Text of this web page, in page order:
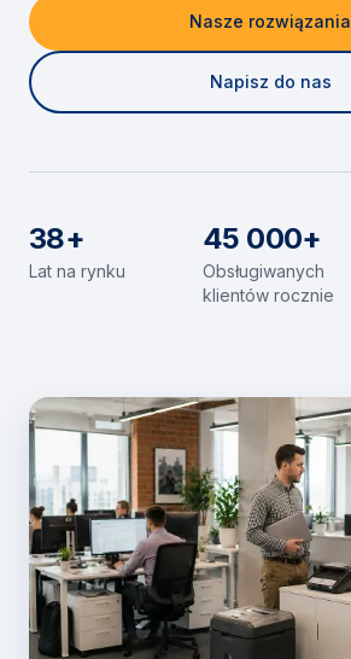
Nasze rozwiązania
Napisz do nas
38+
Lat na rynku
45 000+
Obsługiwanych
klientów rocznie